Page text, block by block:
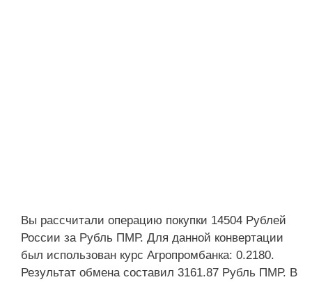
Вы рассчитали операцию покупки 14504 Рублей
России за Рубль ПМР. Для данной конвертации
был использован курс Агропромбанка: 0.2180.
Результат обмена составил 3161.87 Рубль ПМР. В